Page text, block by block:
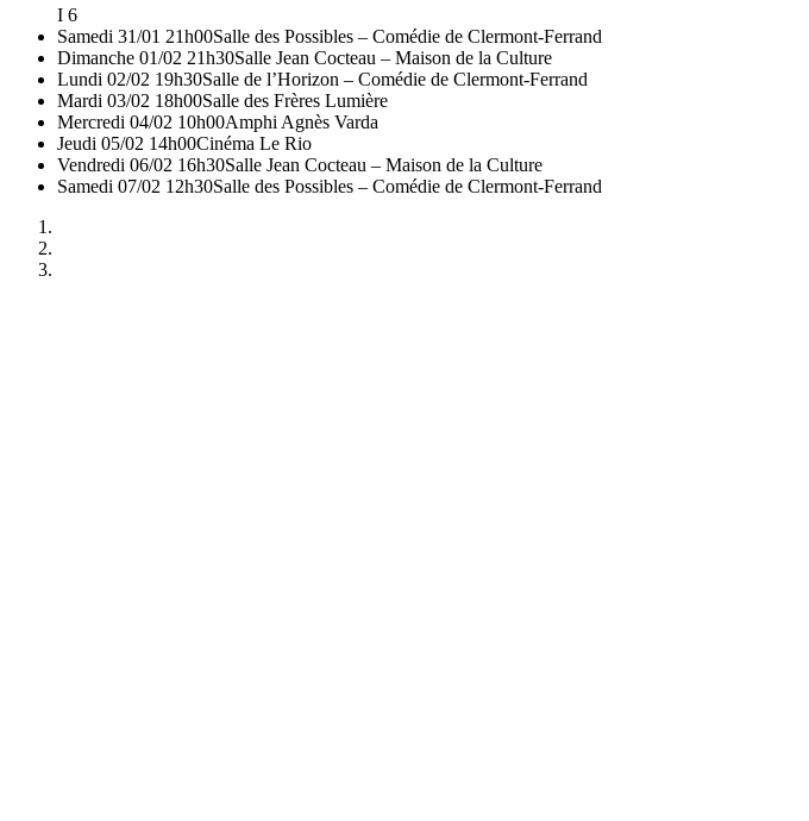
I 6
Samedi 31/01 21h00Salle des Possibles – Comédie de Clermont-Ferrand
Dimanche 01/02 21h30Salle Jean Cocteau – Maison de la Culture
Lundi 02/02 19h30Salle de l’Horizon – Comédie de Clermont-Ferrand
Mardi 03/02 18h00Salle des Frères Lumière
Mercredi 04/02 10h00Amphi Agnès Varda
Jeudi 05/02 14h00Cinéma Le Rio
Vendredi 06/02 16h30Salle Jean Cocteau – Maison de la Culture
Samedi 07/02 12h30Salle des Possibles – Comédie de Clermont-Ferrand